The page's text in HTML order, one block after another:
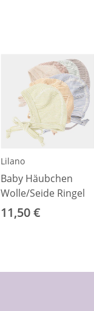
Lilano
Baby Häubchen
Wolle/Seide Ringel
11,50 €